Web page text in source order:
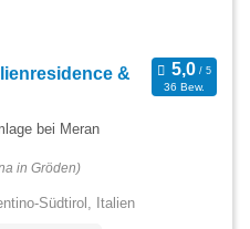
&
36 Bew.
bei Meran
in Gröden)
Südtirol, Italien